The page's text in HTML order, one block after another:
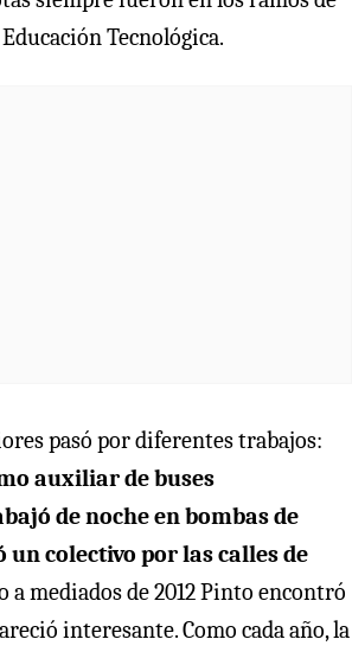
Tecnológica.
pasó por diferentes trabajos:
auxiliar de buses
de noche en bombas de
un colectivo por las calles de
a mediados de 2012 Pinto encontró
interesante. Como cada año, la